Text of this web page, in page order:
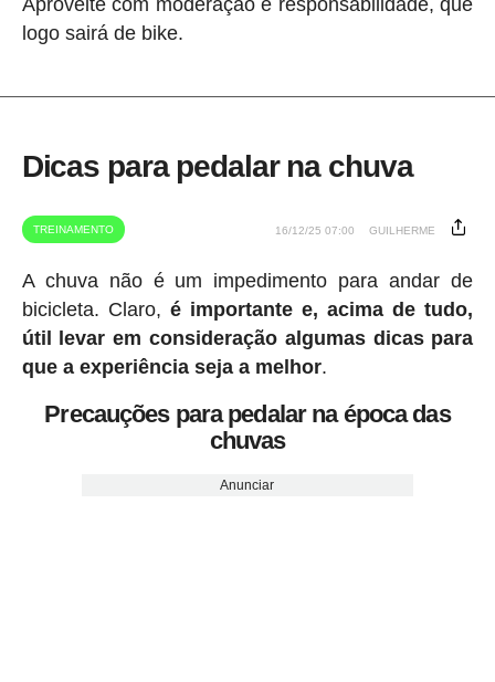
logo sairá de bike.
Dicas para pedalar na chuva
TREINAMENTO 16/12/25 07:00 GUILHERME
A chuva não é um impedimento para andar de
bicicleta. Claro, é importante e, acima de tudo,
útil levar em consideração algumas dicas para
que a experiência seja a melhor.
Precauções para pedalar na época das
chuvas
Anunciar